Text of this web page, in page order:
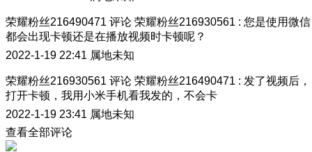
荣耀粉丝216490471 评论 荣耀粉丝216930561 : 您是使用微信
都会出现卡顿还是在播放视频时卡顿呢？
2022-1-19 22:41 属地未知
荣耀粉丝216930561 评论 荣耀粉丝216490471 : 发了视频后，
打开卡顿，我用小米手机看我发的，不会卡
2022-1-19 23:41 属地未知
查看全部评论